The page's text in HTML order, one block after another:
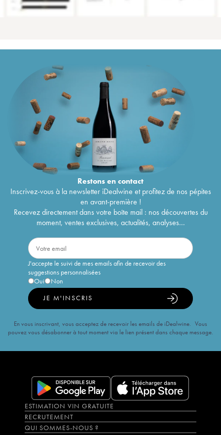
Restons encontact
Inscrivez-vous à la newsletter iDealwine et profitez de nos pépites
en avant-première !
Recevez directement dans votre boîte mail : nos découvertes du
moment, ventes exclusives, actualités, analyses...
J'accepte le suivi de mes emails afin de recevoir des
suggestions personnalisées
Oui
Non
JE M'INSCRIS
En vous inscrivant, vous acceptez de recevoir les emails de iDealwine. Vous
pouvez vous désabonner à tout moment via le lien présent dans chaque message.
ESTIMATION VIN GRATUITE
RECRUTEMENT
QUI SOMMES-NOUS ?